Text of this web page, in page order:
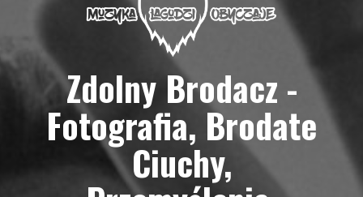
Zdolny Brodacz -
Fotografia, Brodate
Ciuchy,